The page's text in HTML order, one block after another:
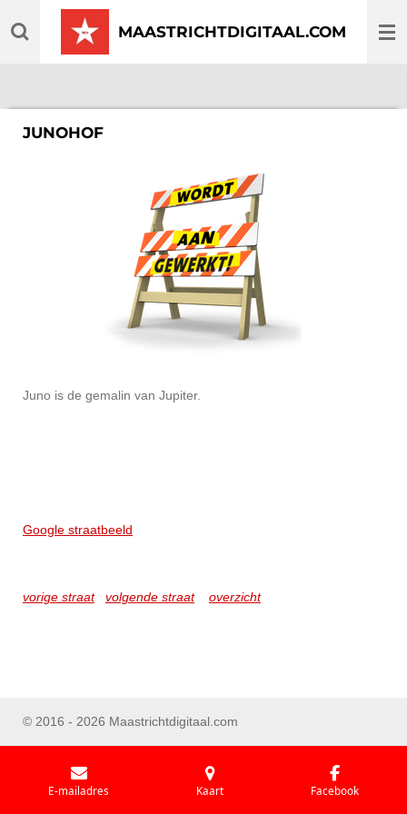
direct
MAASTRICHTDIGITAAL.COM
JUNOHOF
Juno is de gemalin van Jupiter.
Google straatbeeld
vorige straat volgende straat overzicht
© 2016 - 2026 Maastrichtdigitaal.com
E-mailadres Kaart Facebook